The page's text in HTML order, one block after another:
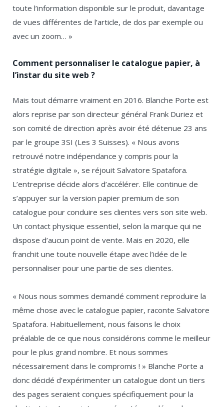
toute l’information disponible sur le produit, davantage
de vues différentes de l’article, de dos par exemple ou
avec un zoom… »
Comment personnaliser le catalogue papier, à
l’instar du site web ?
Mais tout démarre vraiment en 2016. Blanche Porte est
alors reprise par son directeur général Frank Duriez et
son comité de direction après avoir été détenue 23 ans
par le groupe 3SI (Les 3 Suisses). « Nous avons
retrouvé notre indépendance y compris pour la
stratégie digitale », se réjouit Salvatore Spatafora.
L’entreprise décide alors d’accélérer. Elle continue de
s’appuyer sur la version papier premium de son
catalogue pour conduire ses clientes vers son site web.
Un contact physique essentiel, selon la marque qui ne
dispose d’aucun point de vente. Mais en 2020, elle
franchit une toute nouvelle étape avec l’idée de le
personnaliser pour une partie de ses clientes.
« Nous nous sommes demandé comment reproduire la
même chose avec le catalogue papier, raconte Salvatore
Spatafora. Habituellement, nous faisons le choix
préalable de ce que nous considérons comme le meilleur
pour le plus grand nombre. Et nous sommes
nécessairement dans le compromis ! » Blanche Porte a
donc décidé d’expérimenter un catalogue dont un tiers
des pages seraient conçues spécifiquement pour la